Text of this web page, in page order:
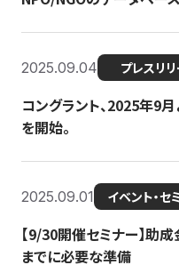
2025.09.04 プレスリ
コングラント、2025年9
を開始。
2025.09.01 イベント・セ
【9/30開催セミナー】助
までに必要な準備